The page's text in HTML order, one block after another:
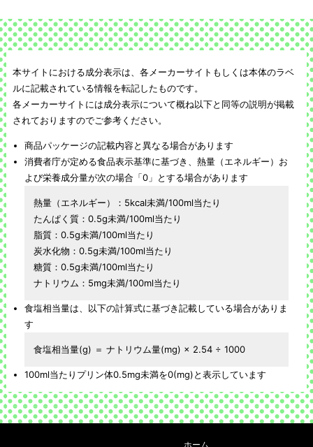
本サイトにおける成分表示は、各メーカーサイトもしくは本体のラベ
ルに記載されている情報を転記したものです。
各メーカーサイトには成分表示について概ね以下と同等の説明が掲載
されておりますのでご参考ください。
商品パッケージの記載内容と異なる場合があります
消費者庁が定める食品表示基準に基づき、熱量（エネルギー）お
よび栄養成分量が次の場合「0」とする場合があります
熱量（エネルギー）：5kcal未満/100ml当たり
たんぱく質：0.5g未満/100ml当たり
脂質：0.5g未満/100ml当たり
炭水化物：0.5g未満/100ml当たり
糖質：0.5g未満/100ml当たり
ナトリウム：5mg未満/100ml当たり
食塩相当量は、以下の計算式に基づき記載している場合がありま
す
食塩相当量(g) ＝ ナトリウム量(mg) × 2.54 ÷ 1000
100ml当たりプリン体0.5mg未満を0(mg)と表示しています
ホーム